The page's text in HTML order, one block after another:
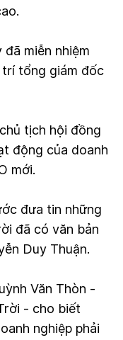
miễn nhiệm
trí tổng giám đốc
tịch hội đồng
động của doanh
mới.
đưa tin những
đã có văn bản
Duy Thuận.
Văn Thòn -
- cho biết
nghiệp phải